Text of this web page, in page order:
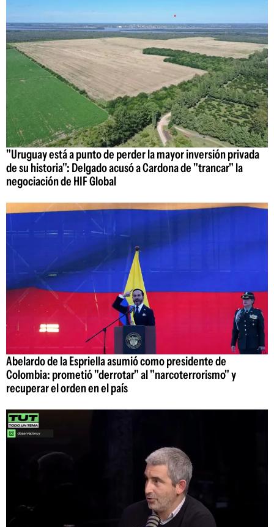
"Uruguay está a punto de perder la mayor inversión privada
de su historia": Delgado acusó a Cardona de "trancar" la
negociación de HIF Global
Abelardo de la Espriella asumió como presidente de
Colombia: prometió "derrotar" al "narcoterrorismo" y
recuperar el orden en el país